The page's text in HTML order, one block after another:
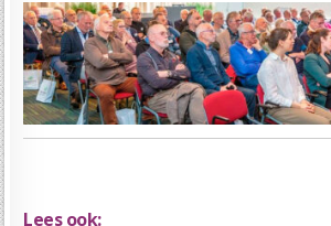
Lees ook: